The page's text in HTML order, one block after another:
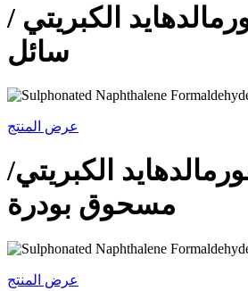
الكبريتي /
سائل
عرض المنتج
الكبريتي/
مسحوق بودرة
عرض المنتج